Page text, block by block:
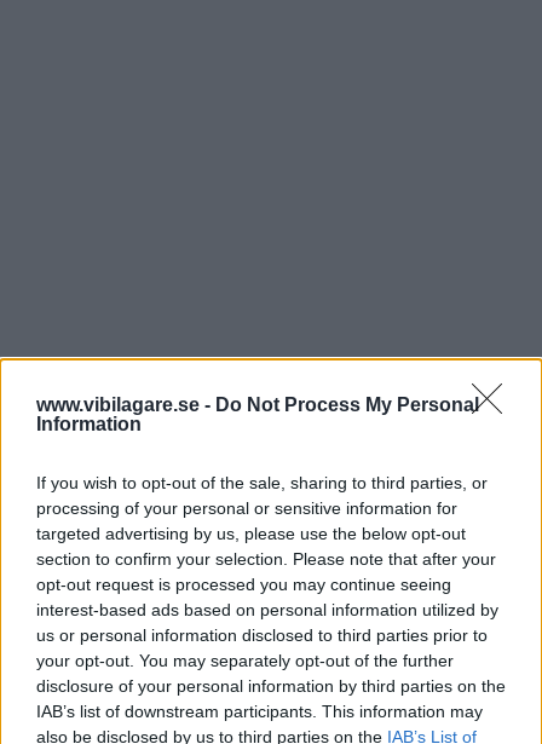
www.vibilagare.se - Do Not Process My Personal
Information
If you wish to opt-out of the sale, sharing to third parties, or
processing of your personal or sensitive information for
targeted advertising by us, please use the below opt-out
section to confirm your selection. Please note that after your
opt-out request is processed you may continue seeing
interest-based ads based on personal information utilized by
us or personal information disclosed to third parties prior to
your opt-out. You may separately opt-out of the further
disclosure of your personal information by third parties on the
IAB’s list of downstream participants. This information may
also be disclosed by us to third parties on the IAB’s List of
Officiellt värde CO2
Verkligt värde (endast fossil